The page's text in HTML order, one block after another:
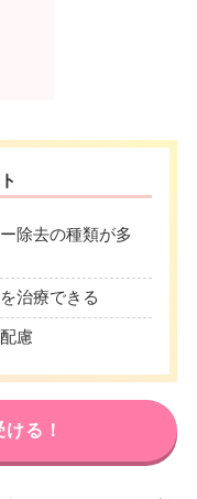
除去の種類が多
治療できる
慮
る！